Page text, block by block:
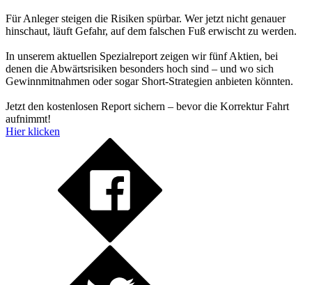
Für Anleger steigen die Risiken spürbar. Wer jetzt nicht genauer
hinschaut, läuft Gefahr, auf dem falschen Fuß erwischt zu werden.
In unserem aktuellen Spezialreport zeigen wir fünf Aktien, bei
denen die Abwärtsrisiken besonders hoch sind – und wo sich
Gewinnmitnahmen oder sogar Short-Strategien anbieten könnten.
Jetzt den kostenlosen Report sichern – bevor die Korrektur Fahrt
aufnimmt!
Hier klicken